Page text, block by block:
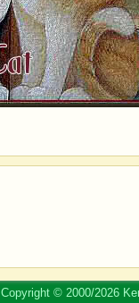
Copyright © 2000/2026